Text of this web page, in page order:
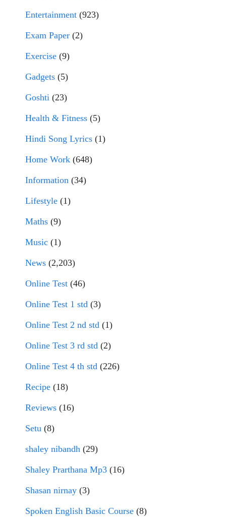
Entertainment (923)
Exam Paper (2)
Exercise (9)
Gadgets (5)
Goshti (23)
Health & Fitness (5)
Hindi Song Lyrics (1)
Home Work (648)
Information (34)
Lifestyle (1)
Maths (9)
Music (1)
News (2,203)
Online Test (46)
Online Test 1 std (3)
Online Test 2 nd std (1)
Online Test 3 rd std (2)
Online Test 4 th std (226)
Recipe (18)
Reviews (16)
Setu (8)
shaley nibandh (29)
Shaley Prarthana Mp3 (16)
Shasan nirnay (3)
Spoken English Basic Course (8)